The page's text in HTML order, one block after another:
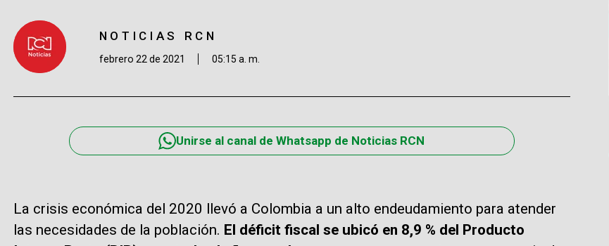
NOTICIAS RCN
febrero 22 de 2021 05:15 a. m.
Unirse al canal de Whatsapp de Noticias RCN
La crisis económica del 2020 llevó a Colombia a un alto endeudamiento para atender
las necesidades de la población. El déficit fiscal se ubicó en 8,9 % del Producto